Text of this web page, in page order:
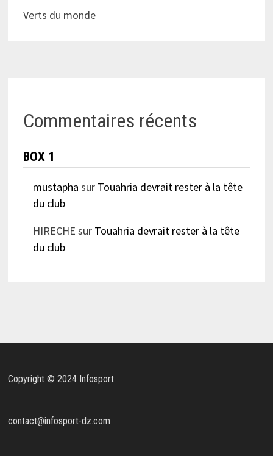
Verts du monde
Commentaires récents
BOX 1
mustapha sur Touahria devrait rester à la tête
du club
HIRECHE sur Touahria devrait rester à la tête
du club
Copyright © 2024 Infosport
contact@infosport-dz.com